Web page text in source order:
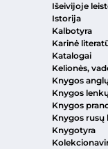
Išeivijoje
Istorija
Kalbotyra
Karinė
Katalogai
Kelionės,
Knygos
Knygos
Knygos
Knygos rusų
Knygotyra